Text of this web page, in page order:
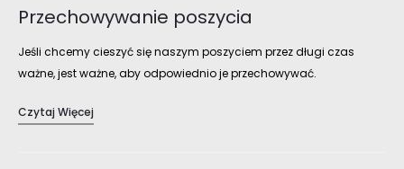
Przechowywanie poszycia
Jeśli chcemy cieszyć się naszym poszyciem przez długi czas
ważne, jest ważne, aby odpowiednio je przechowywać.
pokrowca, było ono suche. Dzięki temu…
Czytaj Więcej